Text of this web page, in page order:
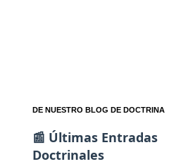
DE NUESTRO BLOG DE DOCTRINA
📰 Últimas Entradas
Doctrinales